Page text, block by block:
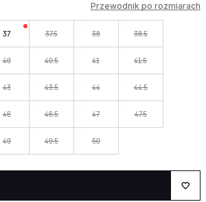
Przewodnik po rozmiarach
37 37.5 38 38.5
40 40.5 41 41.5
43 43.5 44 44.5
46 46.5 47 47.5
49 49.5 50